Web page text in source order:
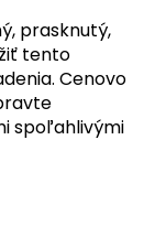
prasknutý,
tento
Cenovo
spoľahlivými